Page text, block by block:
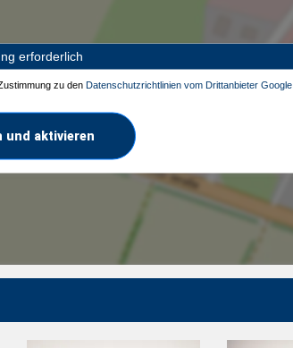
erforderlich
zu den Datenschutzrichtlinien vom Drittanbieter Google
und aktivieren